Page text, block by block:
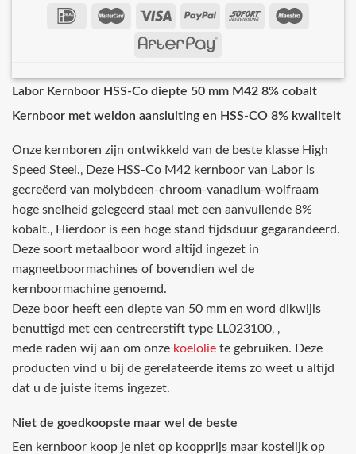
Labor Kernboor HSS-Co diepte 50 mm M42 8% cobalt
Kernboor met weldon aansluiting en HSS-CO 8% kwaliteit
Onze kernboren zijn ontwikkeld van de beste klasse High
Speed Steel.‚ Deze HSS-Co M42 kernboor van Labor is
gecreëerd van molybdeen-chroom-vanadium-wolfraam
hoge snelheid gelegeerd staal met een aanvullende 8%
kobalt.‚ Hierdoor is een hoge stand tijdsduur gegarandeerd.
Deze soort metaalboor word altijd ingezet in
magneetboormachines of bovendien wel de
kernboormachine genoemd.
Deze boor heeft een diepte van 50 mm en word dikwijls
benuttigd met een centreerstift type LL023100‚ ‚
mede raden wij aan om onze koelolie te gebruiken. Deze
producten vind u bij de gerelateerde items zo weet u altijd
dat u de juiste items ingezet.
Niet de goedkoopste maar wel de beste
Een kernboor koop je niet op koopprijs maar kostelijk op